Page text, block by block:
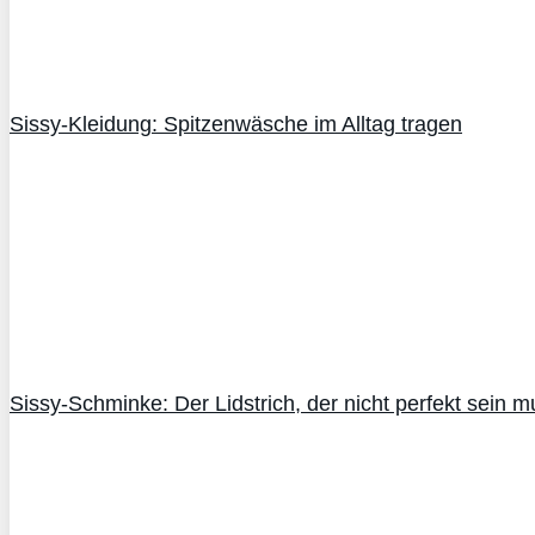
Sissy-Kleidung: Spitzenwäsche im Alltag tragen
Sissy-Schminke: Der Lidstrich, der nicht perfekt sein